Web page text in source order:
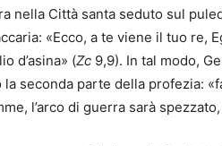
nella Città santa seduto sul
«Ecco, a te viene il tuo re,
d’asina» (Zc 9,9). In tal modo,
la seconda parte della profezia:
l’arco di guerra sarà